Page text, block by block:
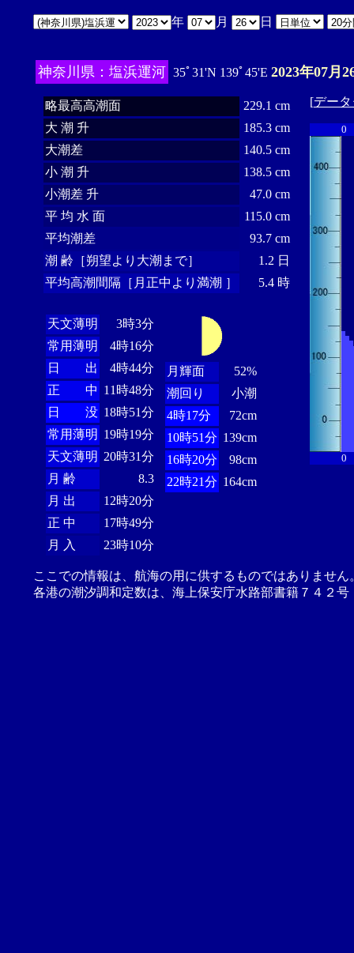
年 月 日
神奈川県：塩浜運河 35ﾟ31'N 139ﾟ45'E 2023年07月
略最高高潮面
229.1 cm
大 潮 升
185.3 cm
大潮差
140.5 cm
小 潮 升
138.5 cm
小潮差 升
47.0 cm
平 均 水 面
115.0 cm
平均潮差
93.7 cm
潮 齢［朔望より大潮まで］
1.2 日
平均高潮間隔［月正中より満潮 ］
5.4 時
天文薄明
3時3分
常用薄明
4時16分
日 出
4時44分
正 中 11時48分
日 没 18時51分
常用薄明 19時19分
天文薄明 20時31分
月 齢
8.3
月 出
12時20分
正 中
17時49分
月 入
23時10分
月輝面
52%
潮回り
小潮
4時17分
72cm
10時51分 139cm
16時20分
98cm
22時21分 164cm
[デー
0
0
ここでの情報は、航海の用に供するものではありませ
各港の潮汐調和定数は、海上保安庁水路部書籍７４２